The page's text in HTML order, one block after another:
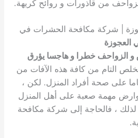
من قاذورات و روائح كريهة.
| شركة مكافحة الحشرات في
العجوزة
و الزواحف خطرا و هاجسا يؤرق
التام من كافة هذه الآفات من
على صحة أفراد المنزل. لكن ،
مهمة صعبة على أهل المنزل
، فالحاجة إلى شركة مكافحة